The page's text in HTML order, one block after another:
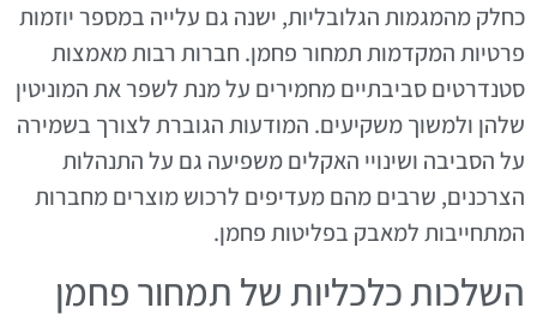
כחלק מהמגמות הגלובליות, ישנה גם עלייה במספר יוזמות
פרטיות המקדמות תמחור פחמן. חברות רבות מאמצות
סטנדרטים סביבתיים מחמירים על מנת לשפר את המוניטין
שלהן ולמשוך משקיעים. המודעות הגוברת לצורך בשמירה
על הסביבה ושינויי האקלים משפיעה גם על התנהלות
הצרכנים, שרבים מהם מעדיפים לרכוש מוצרים מחברות
המתחייבות למאבק בפליטות פחמן.
השלכות כלכליות של תמחור פחמן